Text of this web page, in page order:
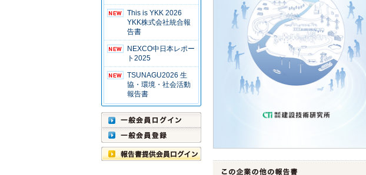
This is YKK 2026
YKK株式会社統合報
告書
NEXCO中日本レポー
ト2025
TSUNAGU2026 生
協・環境・社会活動
報告書